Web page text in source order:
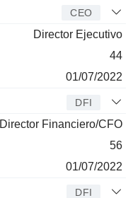
CEO
Director Ejecutivo
44
01/07/2022
DFI
Director Financiero/CFO
56
01/07/2022
DFI